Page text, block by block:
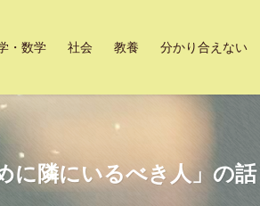
・数学 社会 教養 分かり合えない
に隣にいるべき人」の